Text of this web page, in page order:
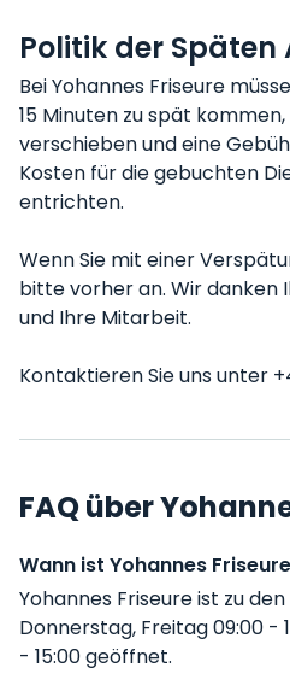
Politik der Späten
Bei Yohannes Friseure
15 Minuten zu spät
verschieben und eine
Kosten für die gebuchten
entrichten.
Wenn Sie mit einer
bitte vorher an. Wir danken
und Ihre Mitarbeit.
Kontaktieren Sie uns unter
FAQ über
Wann ist Yohannes
Yohannes Friseure ist zu
Donnerstag, Freitag 09:00 -
- 15:00 geöffnet.